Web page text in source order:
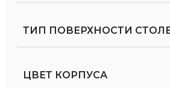
ТИП ПОВЕРХНОСТИ
ЦВЕТ КОРПУСА